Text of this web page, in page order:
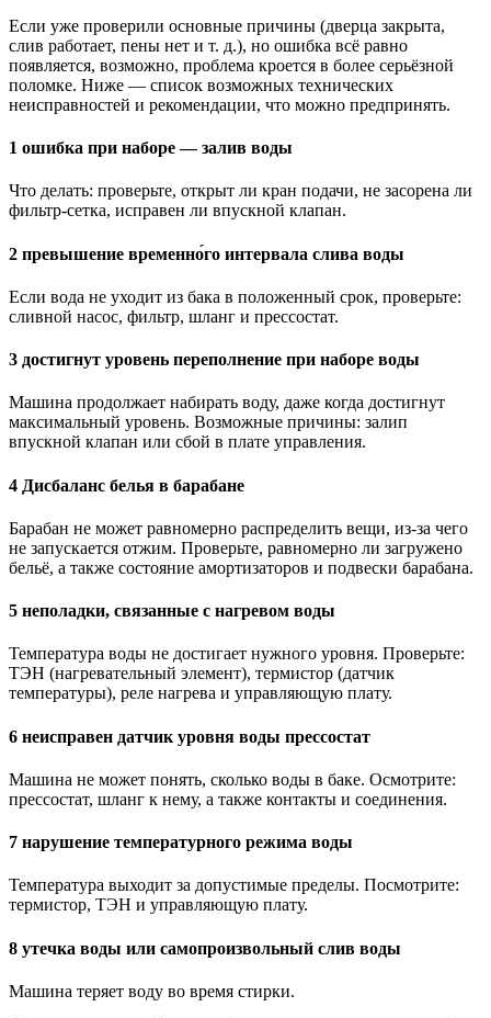
Если уже проверили основные причины (дверца закрыта,
слив работает, пены нет и т. д.), но ошибка всё равно
появляется, возможно, проблема кроется в более серьёзной
поломке. Ниже — список возможных технических
неисправностей и рекомендации, что можно предпринять.
1 ошибка при наборе — залив воды
Что делать: проверьте, открыт ли кран подачи, не засорена ли
фильтр-сетка, исправен ли впускной клапан.
2 превышение временно́го интервала слива воды
Если вода не уходит из бака в положенный срок, проверьте:
сливной насос, фильтр, шланг и прессостат.
3 достигнут уровень переполнение при наборе воды
Машина продолжает набирать воду, даже когда достигнут
максимальный уровень. Возможные причины: залип
впускной клапан или сбой в плате управления.
4 Дисбаланс белья в барабане
Барабан не может равномерно распределить вещи, из-за чего
не запускается отжим. Проверьте, равномерно ли загружено
бельё, а также состояние амортизаторов и подвески барабана.
5 неполадки, связанные с нагревом воды
Температура воды не достигает нужного уровня. Проверьте:
ТЭН (нагревательный элемент), термистор (датчик
температуры), реле нагрева и управляющую плату.
6 неисправен датчик уровня воды прессостат
Машина не может понять, сколько воды в баке. Осмотрите:
прессостат, шланг к нему, а также контакты и соединения.
7 нарушение температурного режима воды
Температура выходит за допустимые пределы. Посмотрите:
термистор, ТЭН и управляющую плату.
8 утечка воды или самопроизвольный слив воды
Машина теряет воду во время стирки.